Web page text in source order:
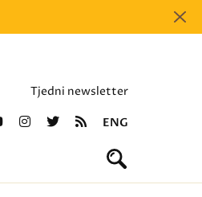
Tjedni newsletter
ENG